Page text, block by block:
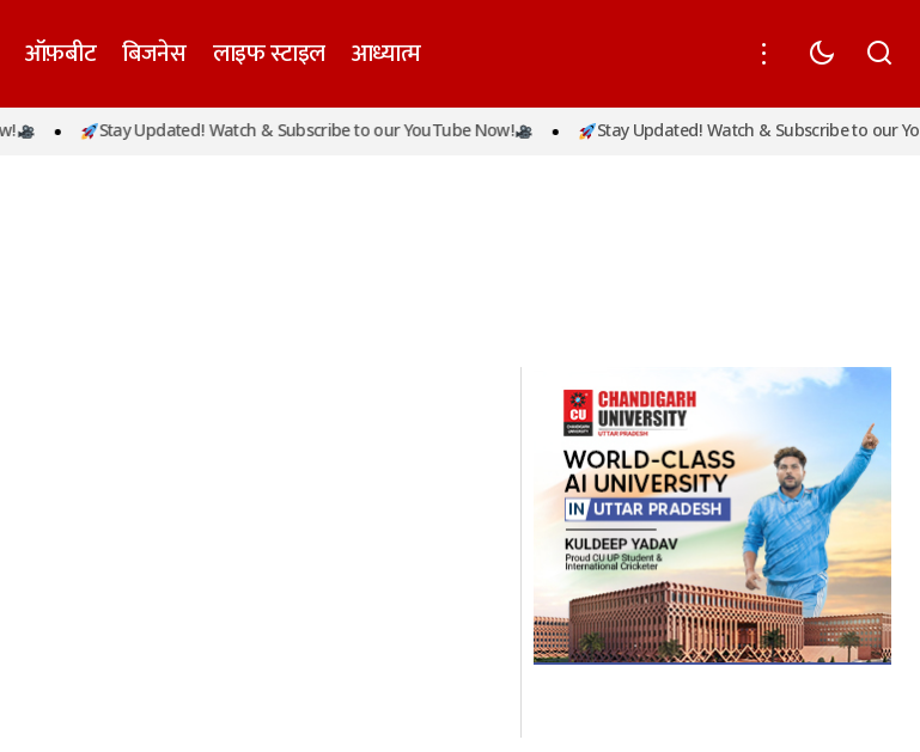
ऑफ़बीट बिजनेस लाइफ स्टाइल आध्यात्म
Stay Updated! Watch & Subscribe to our YouTube Now! Stay Updated! Watch & Subscribe to our